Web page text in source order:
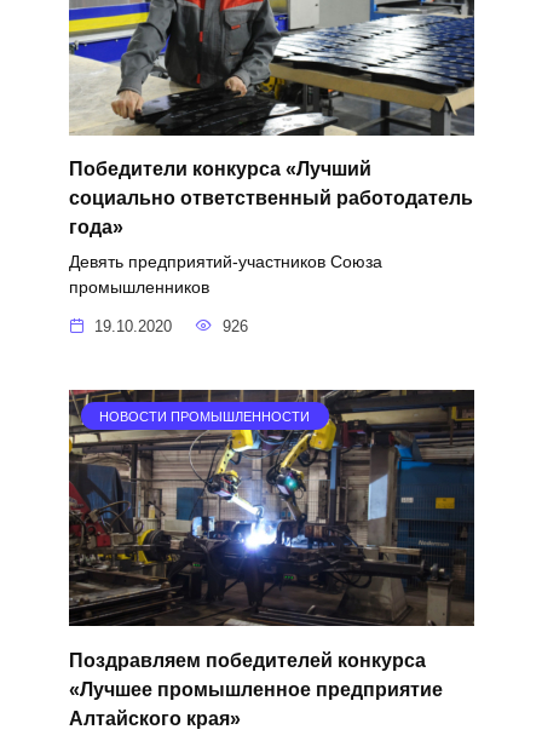
Победители конкурса «Лучший
социально ответственный работодатель
года»
Девять предприятий-участников Союза
промышленников
19.10.2020 926
НОВОСТИ ПРОМЫШЛЕННОСТИ
Поздравляем победителей конкурса
«Лучшее промышленное предприятие
Алтайского края»